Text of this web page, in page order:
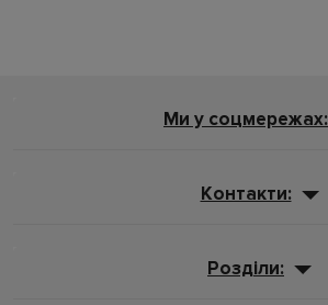
Ми у соцмережах:
Контакти:
Розділи: